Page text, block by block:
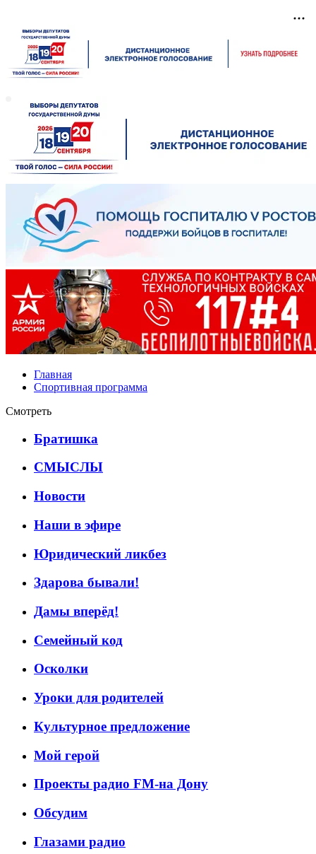
Главная
Спортивная программа
Смотреть
Братишка
СМЫСЛЫ
Новости
Наши в эфире
Юридический ликбез
Здарова бывали!
Дамы вперёд!
Семейный код
Осколки
Уроки для родителей
Культурное предложение
Мой герой
Проекты радио FM-на Дону
Обсудим
Глазами радио